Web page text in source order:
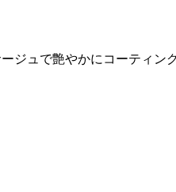
ジュで艶やかにコーティン